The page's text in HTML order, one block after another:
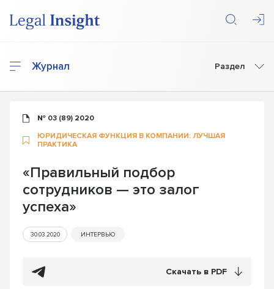
Журнал Раздел
№ 03 (89) 2020
ЮРИДИЧЕСКАЯ ФУНКЦИЯ В КОМПАНИИ: ЛУЧШАЯ
ПРАКТИКА
«Правильный подбор
сотрудников — это залог
успеха»
30.03.2020 ИНТЕРВЬЮ
Скачать в PDF